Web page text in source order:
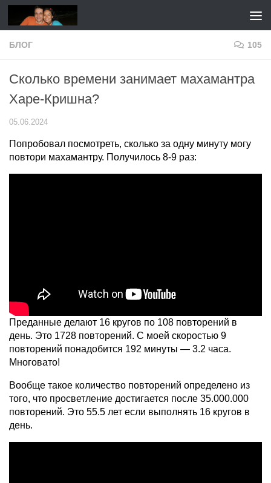
Перейти к содержимому
БЛОГ 105
Сколько времени занимает махамантра
Харе-Кришна?
05.06.2024
Попробовал посмотреть, сколько за одну минуту могу
повтори махамантру. Получилось 8-9 раз:
Преданные делают 16 кругов по 108 повторений в
день. Это 1728 повторений. С моей скоростью 9
повторений понадобится 192 минуты — 3.2 часа.
Многовато!
Вообще такое количество повторений определено из
того, что просветление достигается после 35.000.000
повторений. Это 55.5 лет если выполнять 16 кругов в
день.